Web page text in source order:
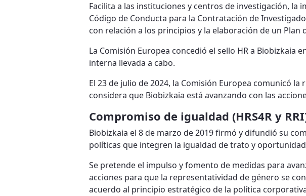
Facilita a las instituciones y centros de investigación,
Código de Conducta para la Contratación de
con relación a los principios y la elaboración de un
La Comisión Europea concedió el sello HR a
interna llevada a cabo.
El 23 de julio de 2024, la Comisión Europea comunicó
considera que Biobizkaia está avanzando con las
Compromiso de igualdad (HRS4R y
Biobizkaia el 8 de marzo de 2019 firmó y difundió su
políticas que integren la igualdad de trato y
Se pretende el impulso y fomento de medidas para
acciones para que la representatividad de género se
acuerdo al principio estratégico de la política corporativa